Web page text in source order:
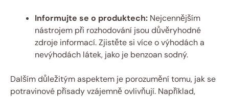
Informujte se o produktech: Nejcennějším
nástrojem při rozhodování jsou důvěryhodné
zdroje informací. Zjistěte si více o výhodách a
nevýhodách látek, jako je benzoan sodný.
Dalším důležitým aspektem je porozumění tomu, jak se
potravinové přísady vzájemně ovlivňují. Například,